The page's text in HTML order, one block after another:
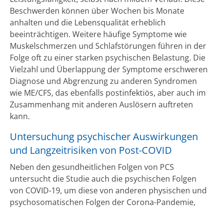
Beschwerden können über Wochen bis Monate
anhalten und die Lebensqualität erheblich
beeinträchtigen. Weitere häufige Symptome wie
Muskelschmerzen und Schlafstörungen führen in der
Folge oft zu einer starken psychischen Belastung. Die
Vielzahl und Überlappung der Symptome erschweren
Diagnose und Abgrenzung zu anderen Syndromen
wie ME/CFS, das ebenfalls postinfektiös, aber auch im
Zusammenhang mit anderen Auslösern auftreten
kann.
Untersuchung psychischer Auswirkungen
und Langzeitrisiken von Post-COVID
Neben den gesundheitlichen Folgen von PCS
untersucht die Studie auch die psychischen Folgen
von COVID-19, um diese von anderen physischen und
psychosomatischen Folgen der Corona-Pandemie,